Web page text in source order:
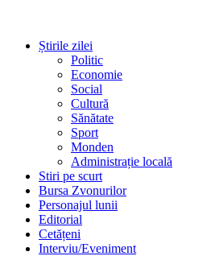
Știrile zilei
Politic
Economie
Social
Cultură
Sănătate
Sport
Monden
Administrație locală
Stiri pe scurt
Bursa Zvonurilor
Personajul lunii
Editorial
Cetățeni
Interviu/Eveniment